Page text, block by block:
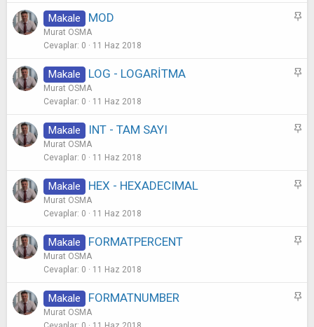
tS
t
Makale MOD
Murat OSMA
Cevaplar 0 11 Haz 2018
S
t
Makale LOG - LOGARİTMA
Murat OSMA
Cevaplar 0 11 Haz 2018
S
t
Makale INT - TAM SAYI
Murat OSMA
Cevaplar 0 11 Haz 2018
S
t
Makale HEX - HEXADECIMAL
Murat OSMA
Cevaplar 0 11 Haz 2018
S
t
Makale FORMATPERCENT
Murat OSMA
Cevaplar 0 11 Haz 2018
S
Makale FORMATNUMBER
Murat OSMA